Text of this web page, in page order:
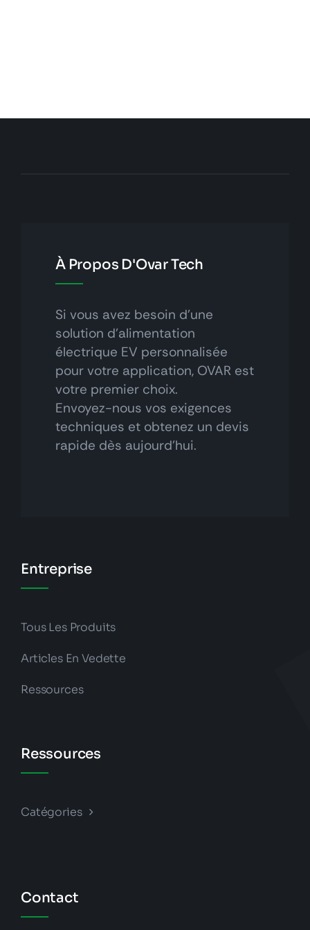
À Propos D'Ovar Tech
Si vous avez besoin d'une
solution d'alimentation
électrique EV personnalisée
pour votre application, OVAR est
votre premier choix.
Envoyez-nous vos exigences
techniques et obtenez un devis
rapide dès aujourd'hui.
Entreprise
Tous Les Produits
Articles En Vedette
Ressources
Ressources
Catégories
Contact